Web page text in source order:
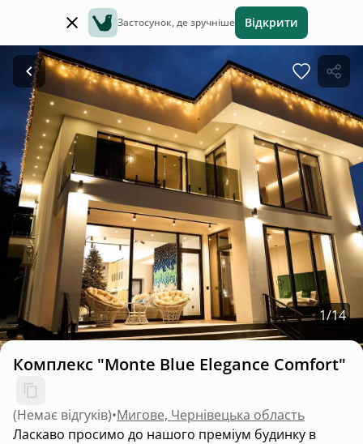
Застосунок, де зручніше Відкрити
1/14
Комплекс "Monte Blue Elegance Comfort"
(Немає відгуків)•Мигове, Чернівецька область
Ласкаво просимо до нашого преміум будинку в